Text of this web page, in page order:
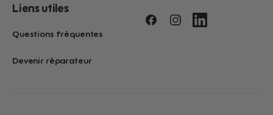
Liens utiles
Questions fréquentes
Devenir réparateur